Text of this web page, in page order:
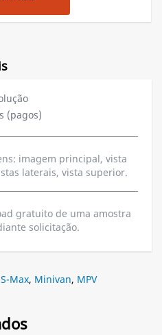
(pagos)
imagem principal, vista
laterais, vista superior.
gratuito de uma amostra
solicitação.
Max, Minivan, MPV